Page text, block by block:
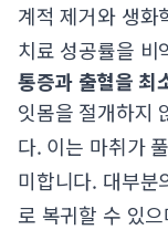
계적 제거와 생화
치료 성공률을 비
통증과 출혈을 최
잇몸을 절개하지
다. 이는 마취가
미합니다. 대부분
로 복귀할 수 있